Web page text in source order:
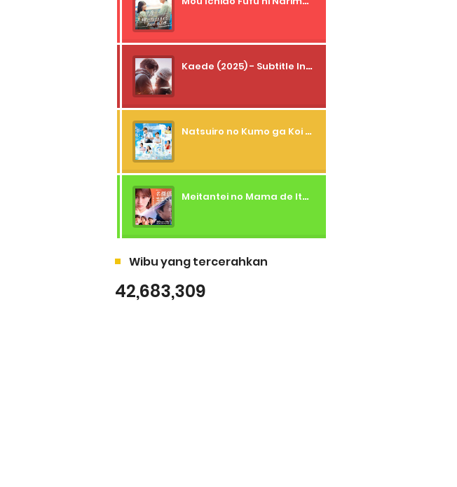
Kaede (2025) - Subtitle Indonesia
Natsuiro no Kumo ga Koi to Arashi wo Makiokosu (2026) - 01 Subtitle Indonesia
Meitantei no Mama de Ite (2026) - 01 Subtitle Indonesia
Wibu yang tercerahkan
42,683,309